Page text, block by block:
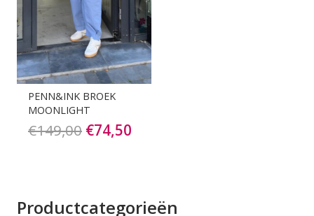
PENN&INK BROEK
MOONLIGHT
€149,00 Oorspronkelijke
€74,50
Productcategorieën